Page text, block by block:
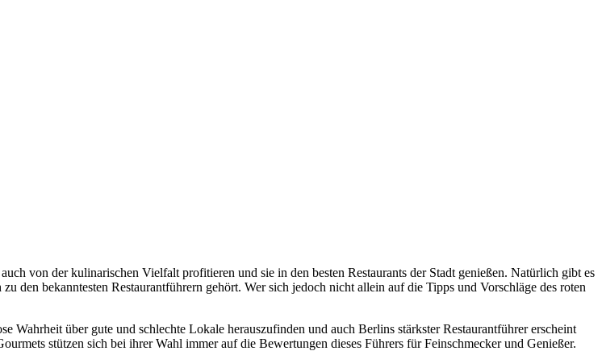
von der kulinarischen Vielfalt profitieren und sie in den besten Restaurants der Stadt genießen. Natürlich gibt es
bekanntesten Restaurantführern gehört. Wer sich jedoch nicht allein auf die Tipps und Vorschläge des roten
über gute und schlechte Lokale herauszufinden und auch Berlins stärkster Restaurantführer erscheint
stützen sich bei ihrer Wahl immer auf die Bewertungen dieses Führers für Feinschmecker und Genießer.